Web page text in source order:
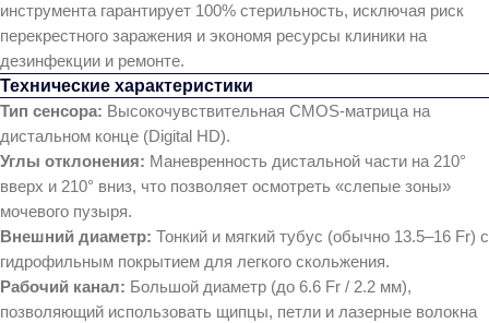
инструмента гарантирует 100% стерильность, исключая риск
перекрестного заражения и экономя ресурсы клиники на
дезинфекции и ремонте.
Технические характеристики
Тип сенсора: Высокочувствительная CMOS-матрица на
дистальном конце (Digital HD).
Углы отклонения: Маневренность дистальной части на 210°
вверх и 210° вниз, что позволяет осмотреть «слепые зоны»
мочевого пузыря.
Внешний диаметр: Тонкий и мягкий тубус (обычно 13.5–16 Fr) с
гидрофильным покрытием для легкого скольжения.
Рабочий канал: Большой диаметр (до 6.6 Fr / 2.2 мм),
позволяющий использовать щипцы, петли и лазерные волокна